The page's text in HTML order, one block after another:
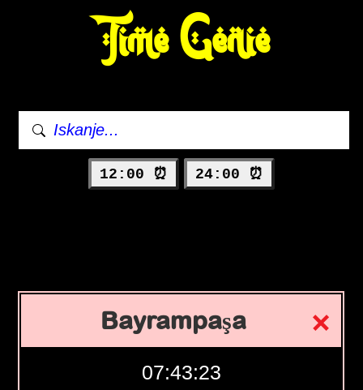
Time Genie
12:00 ⏰ 24:00 ⏰
Bayrampaşa
07:43:24